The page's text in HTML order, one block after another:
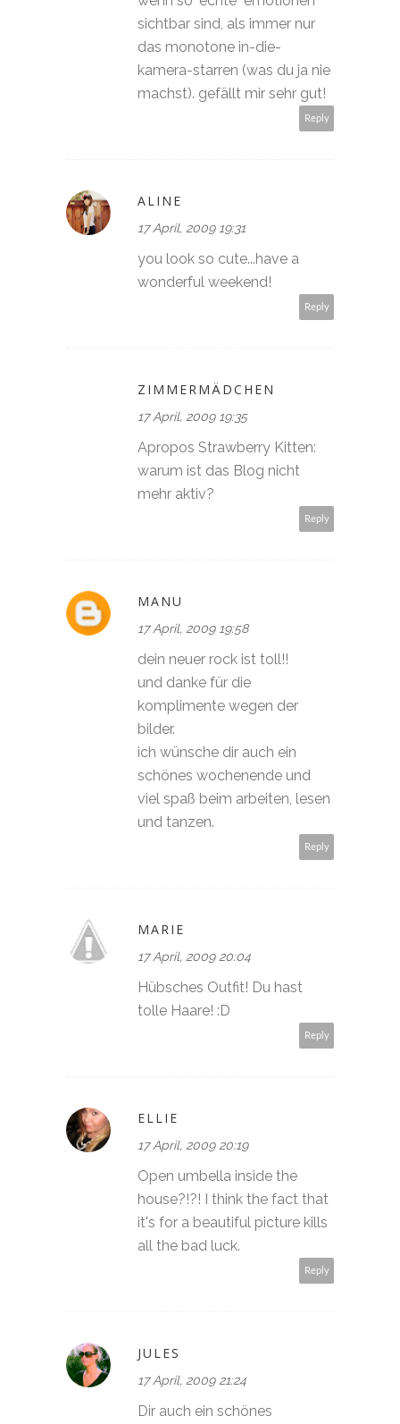
sichtbar sind, als immer nur
das monotone in-die-
kamera-starren (was du ja nie
machst). gefällt mir sehr gut!
Reply
ALINE
17 April, 2009 19:31
you look so cute...have a
wonderful weekend!
Reply
ZIMMERMÄDCHEN
17 April, 2009 19:35
Apropos Strawberry Kitten:
warum ist das Blog nicht
mehr aktiv?
Reply
MANU
17 April, 2009 19:58
dein neuer rock ist toll!!
und danke für die
komplimente wegen der
bilder.
ich wünsche dir auch ein
schönes wochenende und
viel spaß beim arbeiten, lesen
und tanzen.
Reply
MARIE
17 April, 2009 20:04
Hübsches Outfit! Du hast
tolle Haare! :D
Reply
ELLIE
17 April, 2009 20:19
Open umbella inside the
house?!?! I think the fact that
it's for a beautiful picture kills
all the bad luck.
Reply
JULES
17 April, 2009 21:24
Dir auch ein schönes